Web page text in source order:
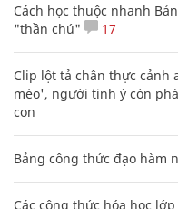
Cách học thuộc nhanh
"thần chú"
17
Clip lột tả chân thực cảnh
mèo', người tinh ý còn
con
Bảng công thức đạo hàm
Các công thức hóa học